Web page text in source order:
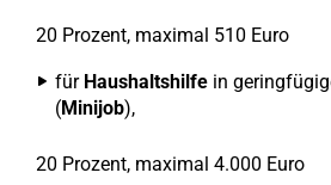
20 Prozent, maximal 510 Euro
für Haushaltshilfe in
(Minijob),
20 Prozent, maximal 4.000 Euro